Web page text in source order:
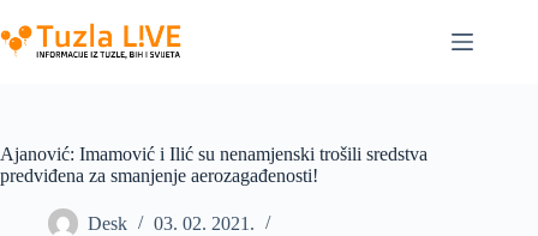
to
content
Ajanović: Imamović i Ilić su nenamjenski trošili sredstva
predviđena za smanjenje aerozagađenosti!
Desk
03. 02. 2021.